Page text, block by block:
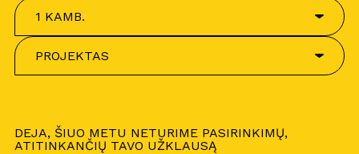
1 KAMB.
PROJEKTAS
DEJA, ŠIUO METU NETURIME PASIRINKIMŲ,
ATITINKANČIŲ TAVO UŽKLAUSĄ